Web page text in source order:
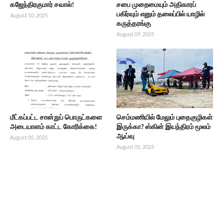
கஜேந்திரகுமார் சவால்!
August 10, 2025
சபை முறைமையும் அதிகாரப்
பகிர்வும் எனும் தலைப்பில் யாழில்
கருத்தரங்கு
August 09, 2025
மீட்கப்பட்ட சான்றுப் பொருட்களை
அடையாளம் காட்ட கோரிக்கை!
August 05, 2025
செம்மணியில் மேலும் புதைகுழிகள்
இருக்கா? ஸ்கின் இயந்திரம் மூலம்
ஆய்வு
August 05, 2025